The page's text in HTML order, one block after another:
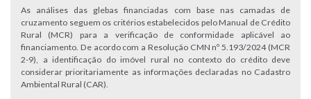
As análises das glebas financiadas com base nas camadas de
cruzamento seguem os critérios estabelecidos pelo Manual de Crédito
Rural (MCR) para a verificação de conformidade aplicável ao
financiamento. De acordo com a Resolução CMN nº 5.193/2024 (MCR
2-9), a identificação do imóvel rural no contexto do crédito deve
considerar prioritariamente as informações declaradas no Cadastro
Ambiental Rural (CAR).